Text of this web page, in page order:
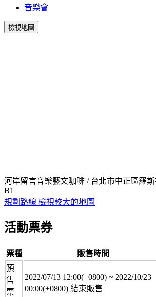
音樂會
檢視地圖
河岸留言音樂藝文咖啡 / 台北市中正區羅
B1
規劃路線 檢視較大的地圖
活動票券
票種 販售時間
預
售
票
2022/07/13 12:00(+0800) ~ 2022/10/23
00:00(+0800) 結束販售